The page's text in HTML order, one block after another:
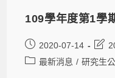
109學年度第1學
2020-07-14
最新消息 / 研究生